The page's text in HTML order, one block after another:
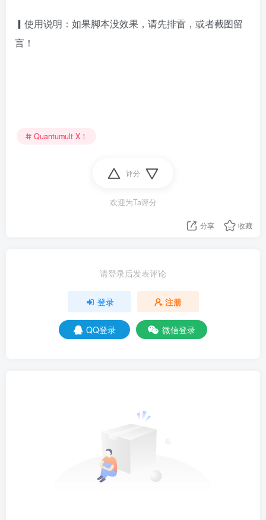
▎使用说明：如果脚本没效果，请先排雷，或者截图留
言！
Quantumult X！
评分
欢迎为Ta评分
分享 收藏
请登录后发表评论
登录 注册
QQ登录 微信登录